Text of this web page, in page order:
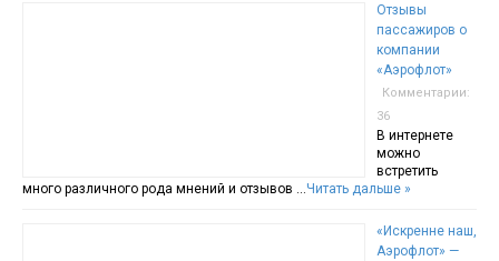
Отзывы
пассажиров о
компании
«Аэрофлот»
Комментарии:
36
В интернете
можно
встретить
много различного рода мнений и отзывов … Читать дальше »
«Искренне наш,
Аэрофлот» —